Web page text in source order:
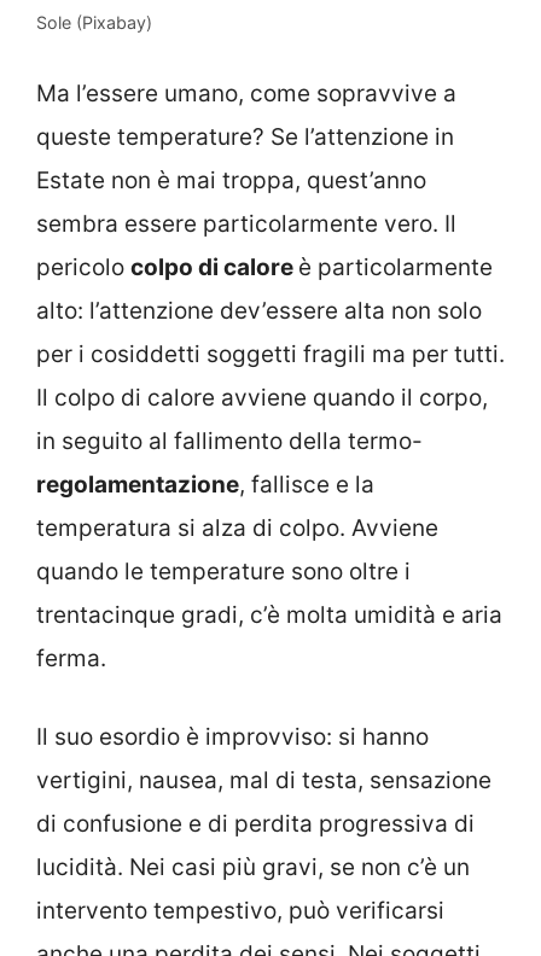
Sole (Pixabay)
Ma l’essere umano, come sopravvive a
queste temperature? Se l’attenzione in
Estate non è mai troppa, quest’anno
sembra essere particolarmente vero. Il
pericolo colpo di calore è particolarmente
alto: l’attenzione dev’essere alta non solo
per i cosiddetti soggetti fragili ma per tutti.
Il colpo di calore avviene quando il corpo,
in seguito al fallimento della termo-
regolamentazione, fallisce e la
temperatura si alza di colpo. Avviene
quando le temperature sono oltre i
trentacinque gradi, c’è molta umidità e aria
ferma.
Il suo esordio è improvviso: si hanno
vertigini, nausea, mal di testa, sensazione
di confusione e di perdita progressiva di
lucidità. Nei casi più gravi, se non c’è un
intervento tempestivo, può verificarsi